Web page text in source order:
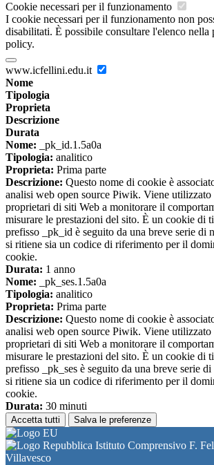
Cookie necessari per il funzionamento
I cookie necessari per il funzionamento non
disabilitati. È possibile consultare l'elenco nella
policy.
www.icfellini.edu.it
Nome
Tipologia
Proprieta
Descrizione
Durata
Nome: _pk_id.1.5a0a
Tipologia: analitico
Proprieta: Prima parte
Descrizione: Questo nome di cookie è
analisi web open source Piwik. Viene utilizzato
proprietari di siti Web a monitorare il
misurare le prestazioni del sito. È un cookie di
prefisso _pk_id è seguito da una breve serie di
si ritiene sia un codice di riferimento per il
cookie.
Durata: 1 anno
Nome: _pk_ses.1.5a0a
Tipologia: analitico
Proprieta: Prima parte
Descrizione: Questo nome di cookie è
analisi web open source Piwik. Viene utilizzato
proprietari di siti Web a monitorare il
misurare le prestazioni del sito. È un cookie di
prefisso _pk_ses è seguito da una breve serie
si ritiene sia un codice di riferimento per il
cookie.
Durata: 30 minuti
Accetta tutti Salva le preferenze
Istituto Comprensivo F.
Villavesco